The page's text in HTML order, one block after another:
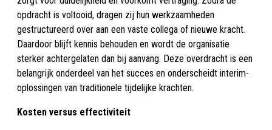
opdracht is voltooid, dragen zij hun werkzaamheden
gestructureerd over aan een vaste collega of nieuwe kracht.
Daardoor blijft kennis behouden en wordt de organisatie
sterker achtergelaten dan bij aanvang. Deze overdracht is een
belangrijk onderdeel van het succes en onderscheidt interim-
oplossingen van traditionele tijdelijke krachten.
Kosten versus effectiviteit